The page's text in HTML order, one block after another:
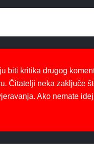
biti kritika drugog
Čitatelji neka zaključe
Ako nemate